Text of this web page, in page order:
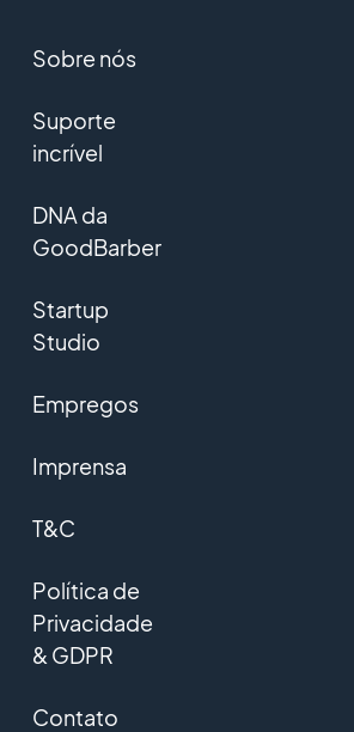
Sobre nós
Suporte
incrível
DNA da
GoodBarber
Startup
Studio
Empregos
Imprensa
T&C
Política de
Privacidade
& GDPR
Contato